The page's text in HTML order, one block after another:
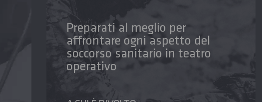
Preparati al meglio per
affrontare ogni aspetto del
soccorso sanitario in teatro
operativo